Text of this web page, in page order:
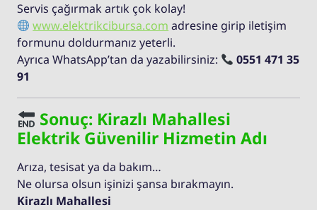
Servis çağırmak artık çok kolay!
www.elektrikcibursa.com adresine girip iletişim
formunu doldurmanız yeterli.
Ayrıca WhatsApp’tan da yazabilirsiniz:
0551 471 35
91
Sonuç: Kirazlı Mahallesi
Elektrik Güvenilir Hizmetin Adı
Arıza, tesisat ya da bakım…
Ne olursa olsun işinizi şansa bırakmayın.
Kirazlı Mahallesi